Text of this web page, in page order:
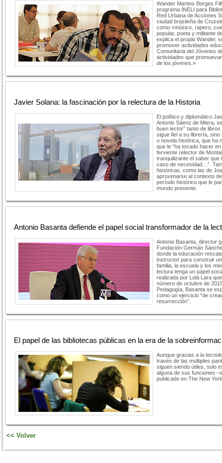
Wander Martins Borges
programa INELI para
Red Urbana de Acciones
ciudad brasileña de
como «músico, rapero,
popular, poeta y militante
explica el propio Wander,
promover actividades
Comunitaria del Jóvenes
actividades que
de los jóvenes.»
Javier Solana: la fascinación por la relectura de la Historia
El político y diplomático
Antonio Sáenz de Miera,
buen lector” tanto de
sigue fiel a su librería,
o novela histórica, que ha
que le “ha tocado hacer
ferviente relector de
tranquilizante el saber que
caso de necesidad…”.
históricas, como las de
aproximarse al contexto
período histórico que le
mundo presente.
Antonio Basanta defiende el papel social transformador de la
Antonio Basanta, director
Fundación Germán
donde la educación
instructor para construir
familia, la escuela y los
lectura tenga un papel
realizada por Lola Lara
número de octubre de
Pedagogía, Basanta se
como un ejercicio “de
resurrección”.
El papel de las bibliotecas públicas en la era de la
Aunque gracias a la
través de las múltiples
siguen siendo útiles, solo
alguna de sus funciones
publicado en The New
<< Volver